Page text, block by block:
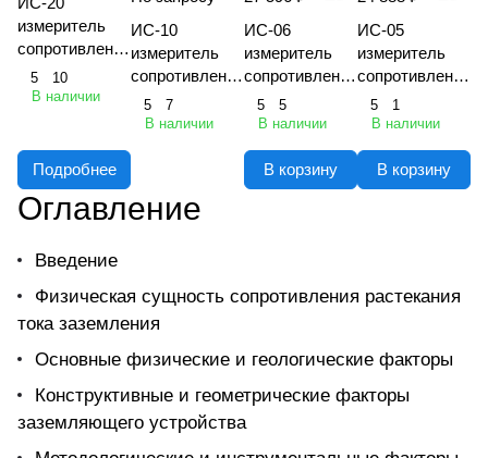
измеритель
сопротивления
заземления
5
10
В наличии
Подробнее
ИС-10
измеритель
сопротивления
заземления
5
7
В наличии
ИС-06
измеритель
сопротивления
заземления
5
5
В наличии
В корзину
ИС-05
измеритель
сопротивления
заземления
5
1
В наличии
В корзину
Оглавление
Введение
Физическая сущность сопротивления растекания
тока заземления
Основные физические и геологические факторы
Конструктивные и геометрические факторы
заземляющего устройства